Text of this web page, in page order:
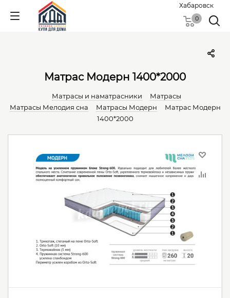
Хабаровск
0
Матрас Модерн 1400*2000
Матрасы и наматрасники
Матрасы
Матрасы Мелодия сна
Матрасы Модерн
Матрас Модерн
1400*2000